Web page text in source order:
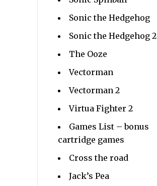
Sonic the Hedgehog
Sonic the Hedgehog 2
The Ooze
Vectorman
Vectorman 2
Virtua Fighter 2
Games List – bonus
cartridge games
Cross the road
Jack’s Pea